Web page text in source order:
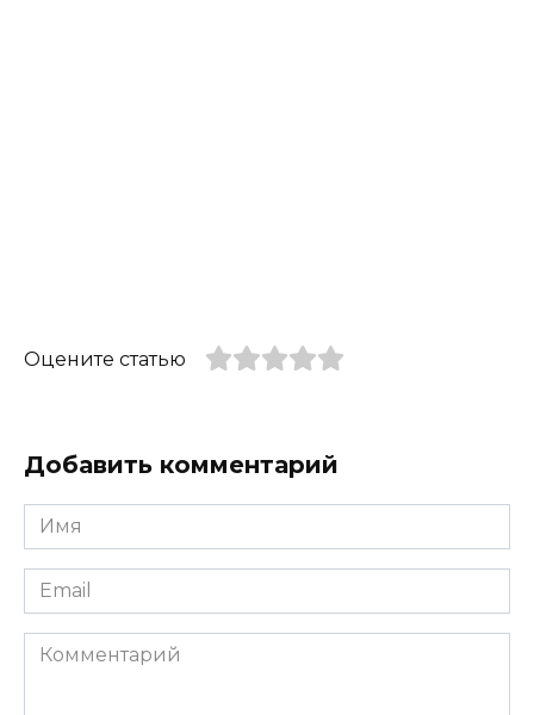
Оцените статью
Добавить комментарий
Имя
*
Email
*
Комментарий